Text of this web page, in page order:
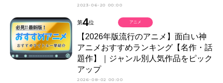
2023-06-20 00:00
第4位
【2026年版流行のアニメ】面白い神
アニメおすすめランキング【名作・話
題作】｜ジャンル別人気作品をピック
アップ
2026-08-02 00:00
アニメ